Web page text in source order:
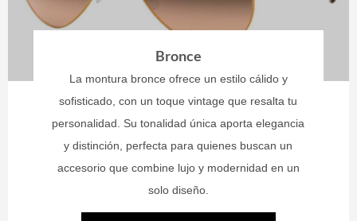
Bronce
La montura bronce ofrece un estilo cálido y
sofisticado, con un toque vintage que resalta tu
personalidad. Su tonalidad única aporta elegancia
y distinción, perfecta para quienes buscan un
accesorio que combine lujo y modernidad en un
solo diseño.